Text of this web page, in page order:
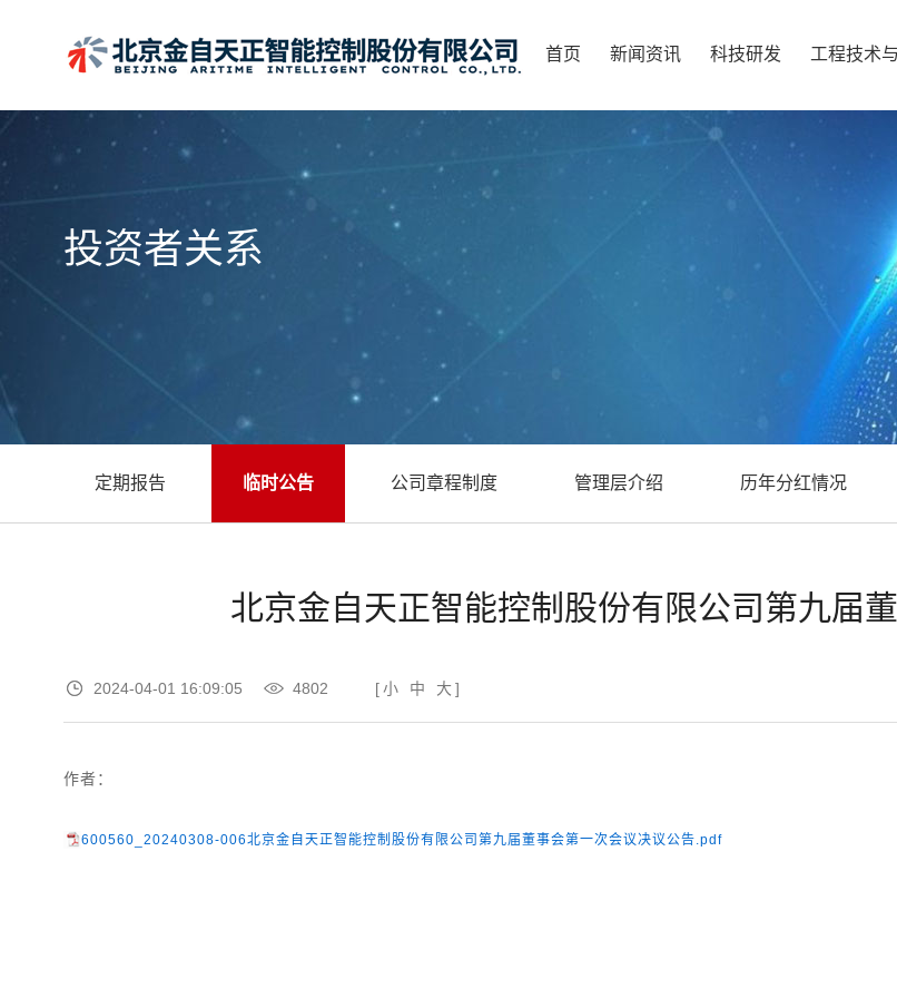
首页 新闻资讯 科技研发 工程技术
投资者关系
定期报告 临时公告 公司章程制度 管理层介绍 历年分红情况
北京金自天正智能控制股份有限公司第九届
2024-04-01 16:09:05 4802 [小 中 大]
作者：
600560_20240308-006北京金自天正智能控制股份有限公司第九届董事会第一次会议决议公告.pdf